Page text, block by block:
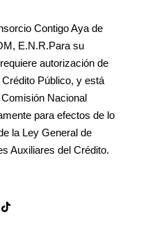
Contigo Aya de
E.N.R.Para su
autorización de
Público, y está
Nacional
para efectos de lo
la Ley General de
Auxiliares del Crédito.